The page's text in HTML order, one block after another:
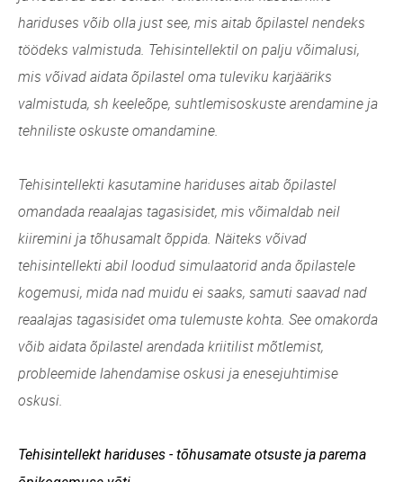
hariduses võib olla just see, mis aitab õpilastel nendeks
töödeks valmistuda. Tehisintellektil on palju võimalusi,
mis võivad aidata õpilastel oma tuleviku karjääriks
valmistuda, sh keeleõpe, suhtlemisoskuste arendamine ja
tehniliste oskuste omandamine.
Tehisintellekti kasutamine hariduses aitab õpilastel
omandada reaalajas tagasisidet, mis võimaldab neil
kiiremini ja tõhusamalt õppida. Näiteks võivad
tehisintellekti abil loodud simulaatorid anda õpilastele
kogemusi, mida nad muidu ei saaks, samuti saavad nad
reaalajas tagasisidet oma tulemuste kohta. See omakorda
võib aidata õpilastel arendada kriitilist mõtlemist,
probleemide lahendamise oskusi ja enesejuhtimise
oskusi.
Tehisintellekt hariduses - tõhusamate otsuste ja parema